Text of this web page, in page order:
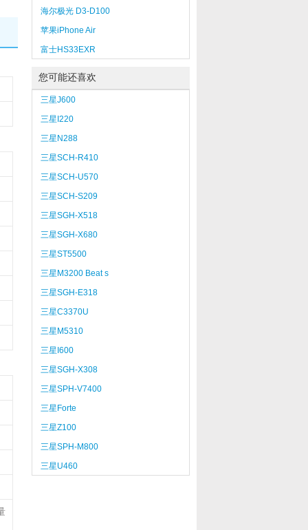
25680pD(D)
海尔极光 D3-D100
苹果iPhone Air
富士HS33EXR
您可能还喜欢
三星J600
三星I220
三星N288
三星SCH-R410
三星SCH-U570
三星SCH-S209
三星SGH-X518
三星SGH-X680
三星ST5500
三星M3200 Beat s
三星SGH-E318
三星C3370U
三星M5310
三星I600
三星SGH-X308
三星SPH-V7400
三星Forte
三星Z100
三星SPH-M800
三星U460